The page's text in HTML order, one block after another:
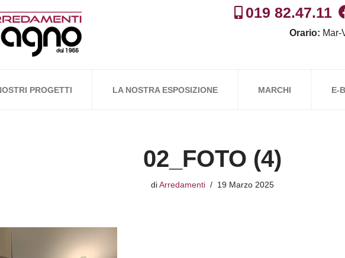
019 82.47.11
Orario:
PROGETTI LA NOSTRA ESPOSIZIONE MARCHI E-
02_FOTO (4)
diArredamenti 19 Marzo 2025